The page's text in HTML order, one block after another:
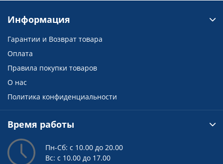
Информация
Гарантии и Возврат товара
Оплата
Правила покупки товаров
О нас
Политика конфиденциальности
Время работы
Пн-Сб: с 10.00 до 20.00
Вс: с 10.00 до 17.00